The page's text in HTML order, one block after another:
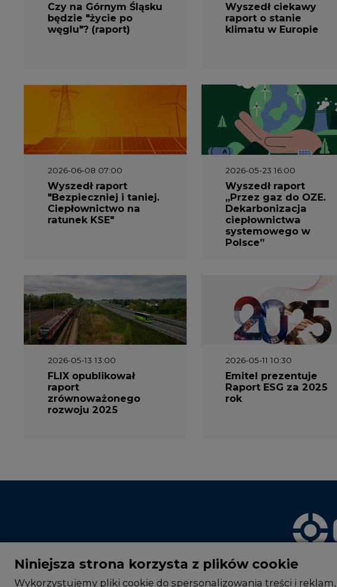
Czy na Górnym Śląsku
będzie "życie po
węglu"? (raport)
Wyszedł ciekawy
raport o stanie
klimatu w Europie
2026-06-08 07:00
Wyszedł raport
"Bezpieczniej i taniej.
Ciepłownictwo na
ratunek KSE"
2026-05-23 16:00
Wyszedł raport
„Przez gaz do OZE.
Dekarbonizacja
ciepłownictwa
systemowego w
Polsce”
2026-05-13 13:00
FLIX opublikował
raport
zrównoważonego
rozwoju 2025
2026-05-11 10:30
Emitel prezentuje
Raport ESG za 2025
rok
Niniejsza strona korzysta z plików cookie
Wykorzystujemy pliki cookie do spersonalizowania treści i